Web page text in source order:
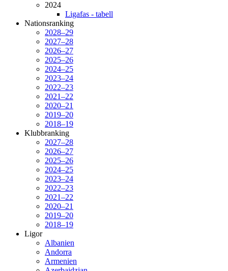
2024
Ligafas - tabell
Nationsranking
2028–29
2027–28
2026–27
2025–26
2024–25
2023–24
2022–23
2021–22
2020–21
2019–20
2018–19
Klubbranking
2027–28
2026–27
2025–26
2024–25
2023–24
2022–23
2021–22
2020–21
2019–20
2018–19
Ligor
Albanien
Andorra
Armenien